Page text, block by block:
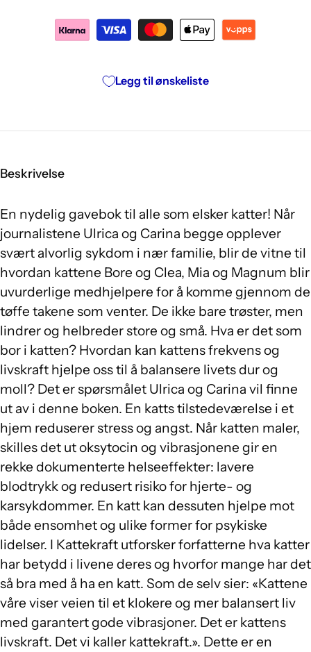
Legg til ønskeliste
Beskrivelse
En nydelig gavebok til alle som elsker katter! Når
journalistene Ulrica og Carina begge opplever
svært alvorlig sykdom i nær familie, blir de vitne til
hvordan kattene Bore og Clea, Mia og Magnum blir
uvurderlige medhjelpere for å komme gjennom de
tøffe takene som venter. De ikke bare trøster, men
lindrer og helbreder store og små. Hva er det som
bor i katten? Hvordan kan kattens frekvens og
livskraft hjelpe oss til å balansere livets dur og
moll? Det er spørsmålet Ulrica og Carina vil finne
ut av i denne boken. En katts tilstedeværelse i et
hjem reduserer stress og angst. Når katten maler,
skilles det ut oksytocin og vibrasjonene gir en
rekke dokumenterte helseeffekter: lavere
blodtrykk og redusert risiko for hjerte- og
karsykdommer. En katt kan dessuten hjelpe mot
både ensomhet og ulike former for psykiske
lidelser. I Kattekraft utforsker forfatterne hva katter
har betydd i livene deres og hvorfor mange har det
så bra med å ha en katt. Som de selv sier: «Kattene
våre viser veien til et klokere og mer balansert liv
med garantert gode vibrasjoner. Det er kattens
livskraft. Det vi kaller kattekraft.». Dette er en